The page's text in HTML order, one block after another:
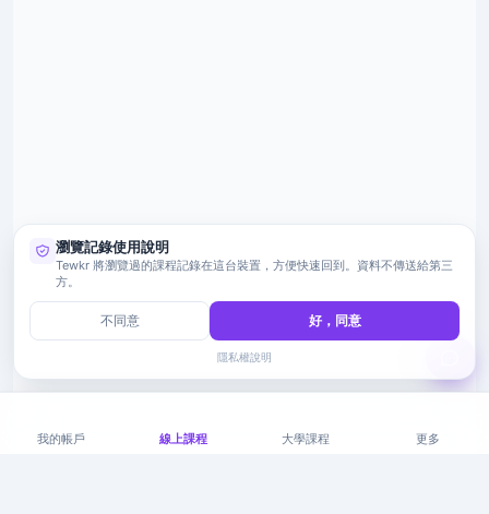
我的帳戶 線上課程 大學課程 更多
瀏覽記錄使用說明
Tewkr 將瀏覽過的課程記錄在這台裝置，方便快速回到。資料不傳送給第三
方。
不同意 好，同意
隱私權說明